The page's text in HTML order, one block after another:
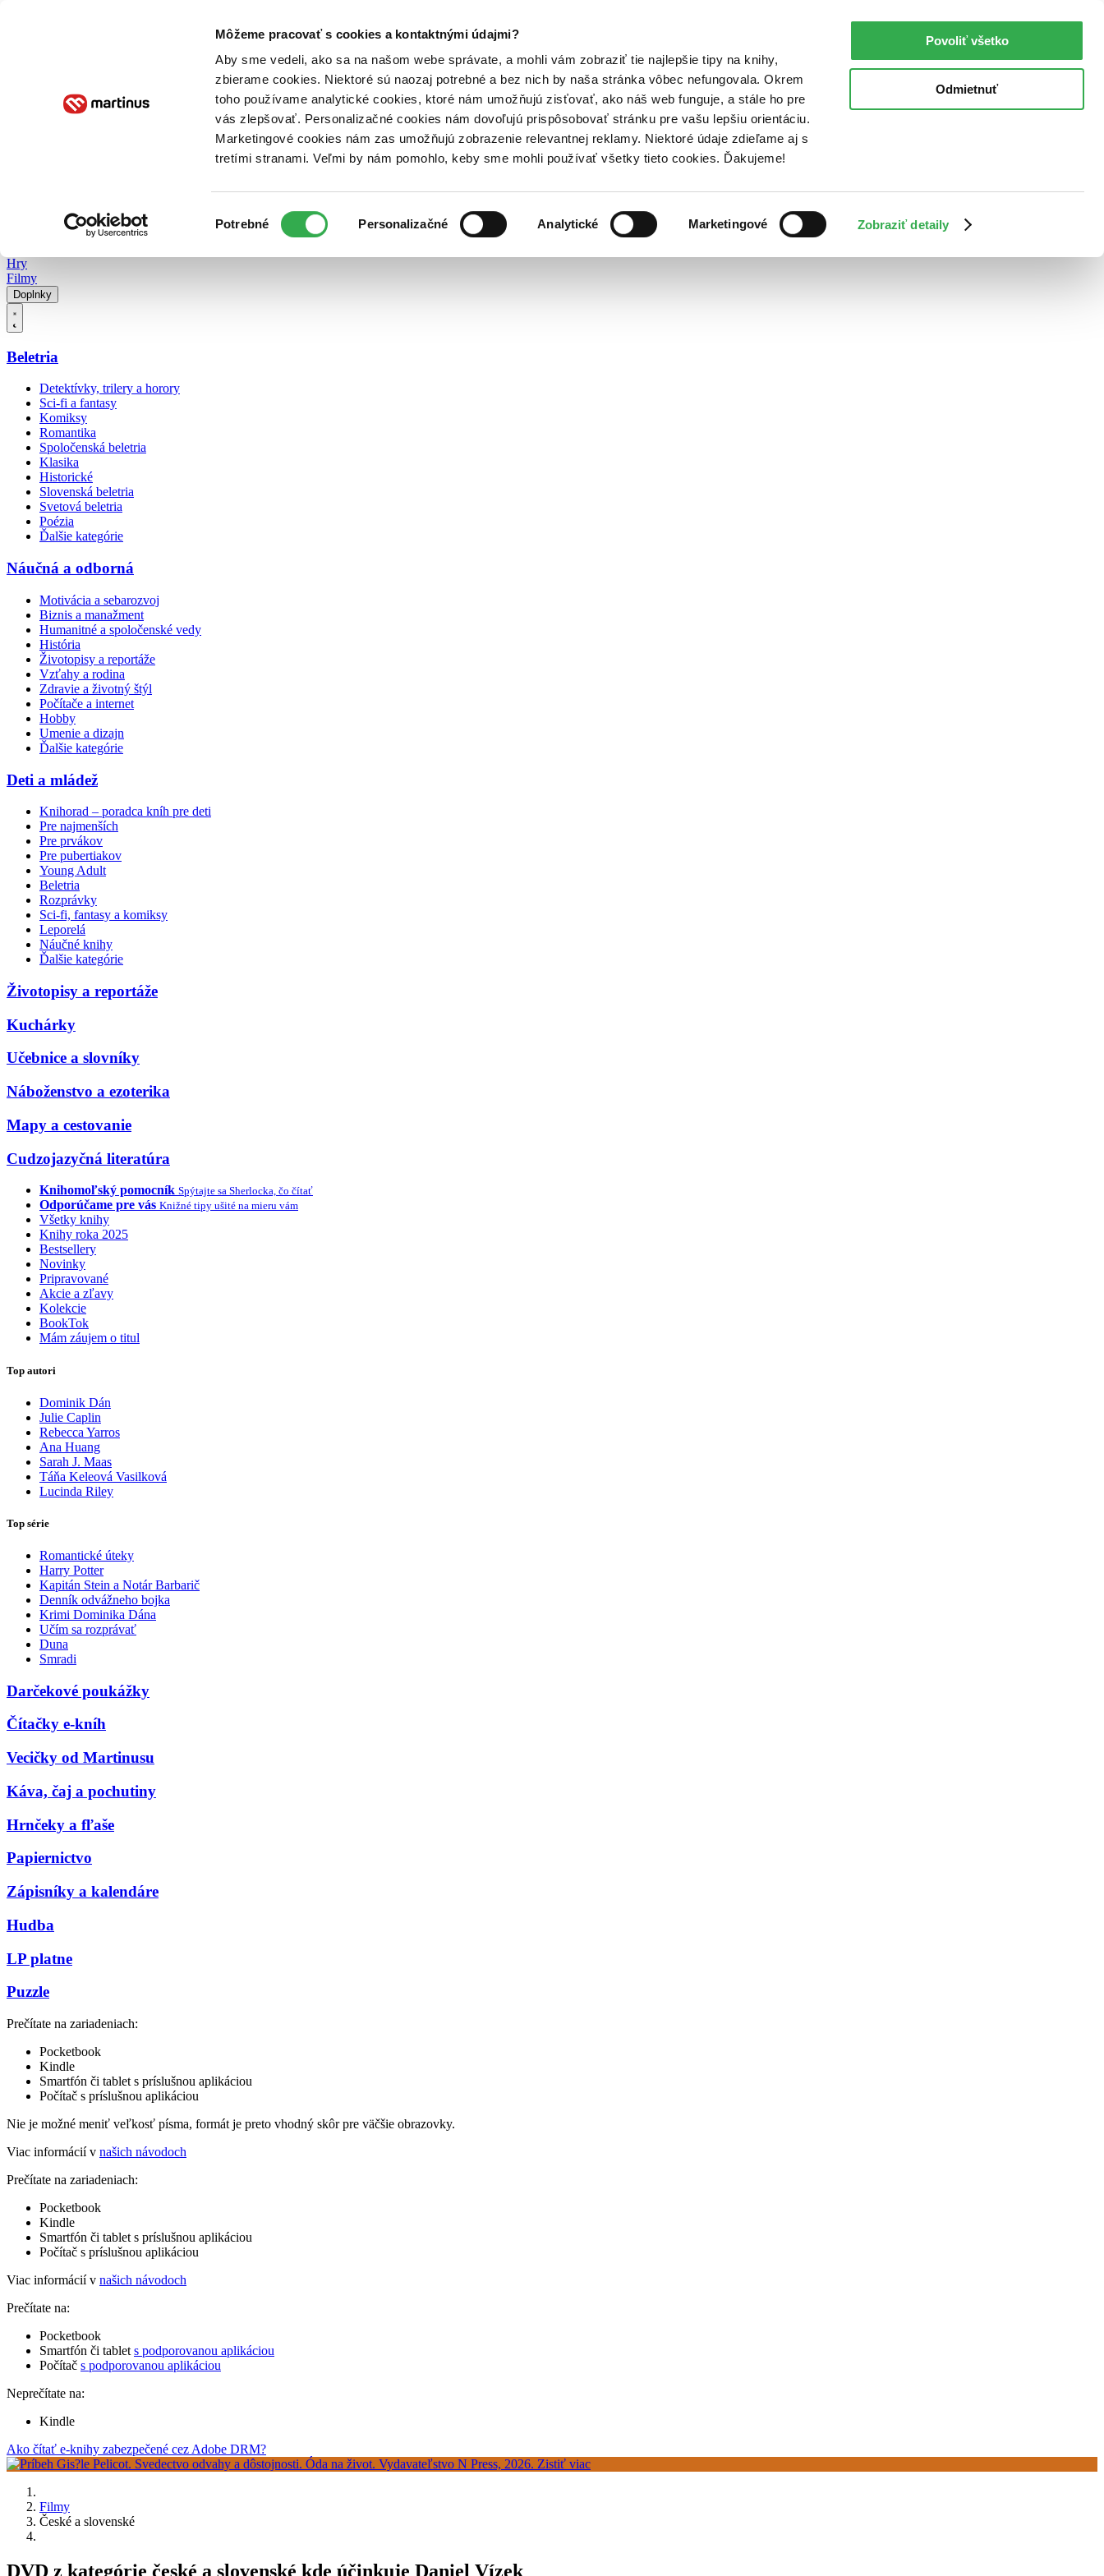
Môžeme pracovať s cookies a kontaktnými údajmi?
Aby sme vedeli, ako sa na našom webe správate, a mohli vám zobraziť tie najlepšie tipy na knihy,
zbierame cookies. Niektoré sú naozaj potrebné a bez nich by naša stránka vôbec nefungovala. Okrem
toho používame analytické cookies, ktoré nám umožňujú zisťovať, ako náš web funguje, a stále ho pre
vás zlepšovať. Personalizačné cookies nám dovoľujú prispôsobovať stránku pre vašu lepšiu orientáciu.
Marketingové cookies nám zas umožňujú zobrazenie relevantnej reklamy. Niektoré údaje zdieľame aj s
tretími stranami. Veľmi by nám pomohlo, keby sme mohli používať všetky tieto cookies. Ďakujeme!
súhlasu
Potrebné Personalizačné Analytické Marketingové Zobraziť detaily
Povoliť všetko
Odmietnuť
Poukážky Kontakt
Hry
Filmy
Doplnky
Beletria
Detektívky, trilery a horory
Sci-fi a fantasy
Komiksy
Romantika
Spoločenská beletria
Klasika
Historické
Slovenská beletria
Svetová beletria
Poézia
Ďalšie kategórie
Náučná a odborná
Motivácia a sebarozvoj
Biznis a manažment
Humanitné a spoločenské vedy
História
Životopisy a reportáže
Vzťahy a rodina
Zdravie a životný štýl
Počítače a internet
Hobby
Umenie a dizajn
Ďalšie kategórie
Deti a mládež
Knihorad – poradca kníh pre deti
Pre najmenších
Pre prvákov
Pre pubertiakov
Young Adult
Beletria
Rozprávky
Sci-fi, fantasy a komiksy
Leporelá
Náučné knihy
Ďalšie kategórie
Životopisy a reportáže
Kuchárky
Učebnice a slovníky
Náboženstvo a ezoterika
Mapy a cestovanie
Cudzojazyčná literatúra
Knihomoľský pomocník Spýtajte sa Sherlocka, čo čítať
Odporúčame pre vás Knižné tipy ušité na mieru vám
Všetky knihy
Knihy roka 2025
Bestsellery
Novinky
Pripravované
Akcie a zľavy
Kolekcie
BookTok
Mám záujem o titul
Top autori
Dominik Dán
Julie Caplin
Rebecca Yarros
Ana Huang
Sarah J. Maas
Táňa Keleová Vasilková
Lucinda Riley
Top série
Romantické úteky
Harry Potter
Kapitán Stein a Notár Barbarič
Denník odvážneho bojka
Krimi Dominika Dána
Učím sa rozprávať
Duna
Smradi
Darčekové poukážky
Čítačky e-kníh
Vecičky od Martinusu
Káva, čaj a pochutiny
Hrnčeky a fľaše
Papiernictvo
Zápisníky a kalendáre
Hudba
LP platne
Puzzle
Prečítate na zariadeniach:
Pocketbook
Kindle
Smartfón či tablet s príslušnou aplikáciou
Počítač s príslušnou aplikáciou
Nie je možné meniť veľkosť písma, formát je preto vhodný skôr pre väčšie obrazovky.
Viac informácií v našich návodoch
Prečítate na zariadeniach:
Pocketbook
Kindle
Smartfón či tablet s príslušnou aplikáciou
Počítač s príslušnou aplikáciou
Viac informácií v našich návodoch
Prečítate na:
Pocketbook
Smartfón či tablet s podporovanou aplikáciou
Počítač s podporovanou aplikáciou
Neprečítate na:
Kindle
Ako čítať e-knihy zabezpečené cez Adobe DRM?
Filmy
České a slovenské
DVD z kategórie české a slovenské kde účinkuje Daniel Vízek